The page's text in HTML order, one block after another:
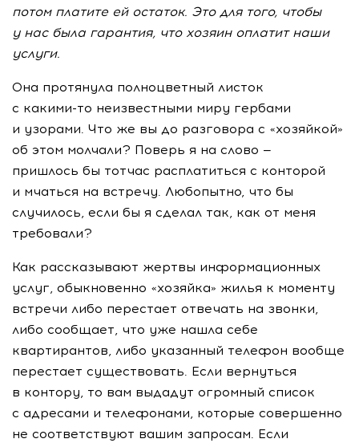
потом платите ей остаток. Это для того, чтобы
у нас была гарантия, что хозяин оплатит наши
услуги.
Она протянула полноцветный листок
с какими-то неизвестными миру гербами
и узорами. Что же вы до разговора с «хозяйкой»
об этом молчали? Поверь я на слово —
пришлось бы тотчас расплатиться с конторой
и мчаться на встречу. Любопытно, что бы
случилось, если бы я сделал так, как от меня
требовали?
Как рассказывают жертвы информационных
услуг, обыкновенно «хозяйка» жилья к моменту
встречи либо перестает отвечать на звонки,
либо сообщает, что уже нашла себе
квартирантов, либо указанный телефон вообще
перестает существовать. Если вернуться
в контору, то вам выдадут огромный список
с адресами и телефонами, которые совершенно
не соответствуют вашим запросам. Если